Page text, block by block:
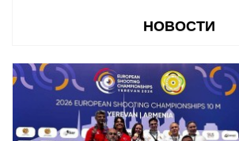
НОВОСТИ